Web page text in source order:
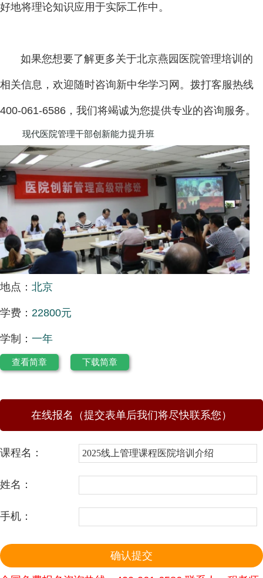
好地将理论知识应用于实际工作中。
如果您想要了解更多关于北京燕园医院管理培训的
相关信息，欢迎随时咨询新中华学习网。拨打客服热线
400-061-6586，我们将竭诚为您提供专业的咨询服务。
现代医院管理干部创新能力提升班
地点： 北京
学费： 22800元
学制： 一年
查看简章 下载简章
在线报名（提交表单后我们将尽快联系您）
课程名：
姓名：
手机：